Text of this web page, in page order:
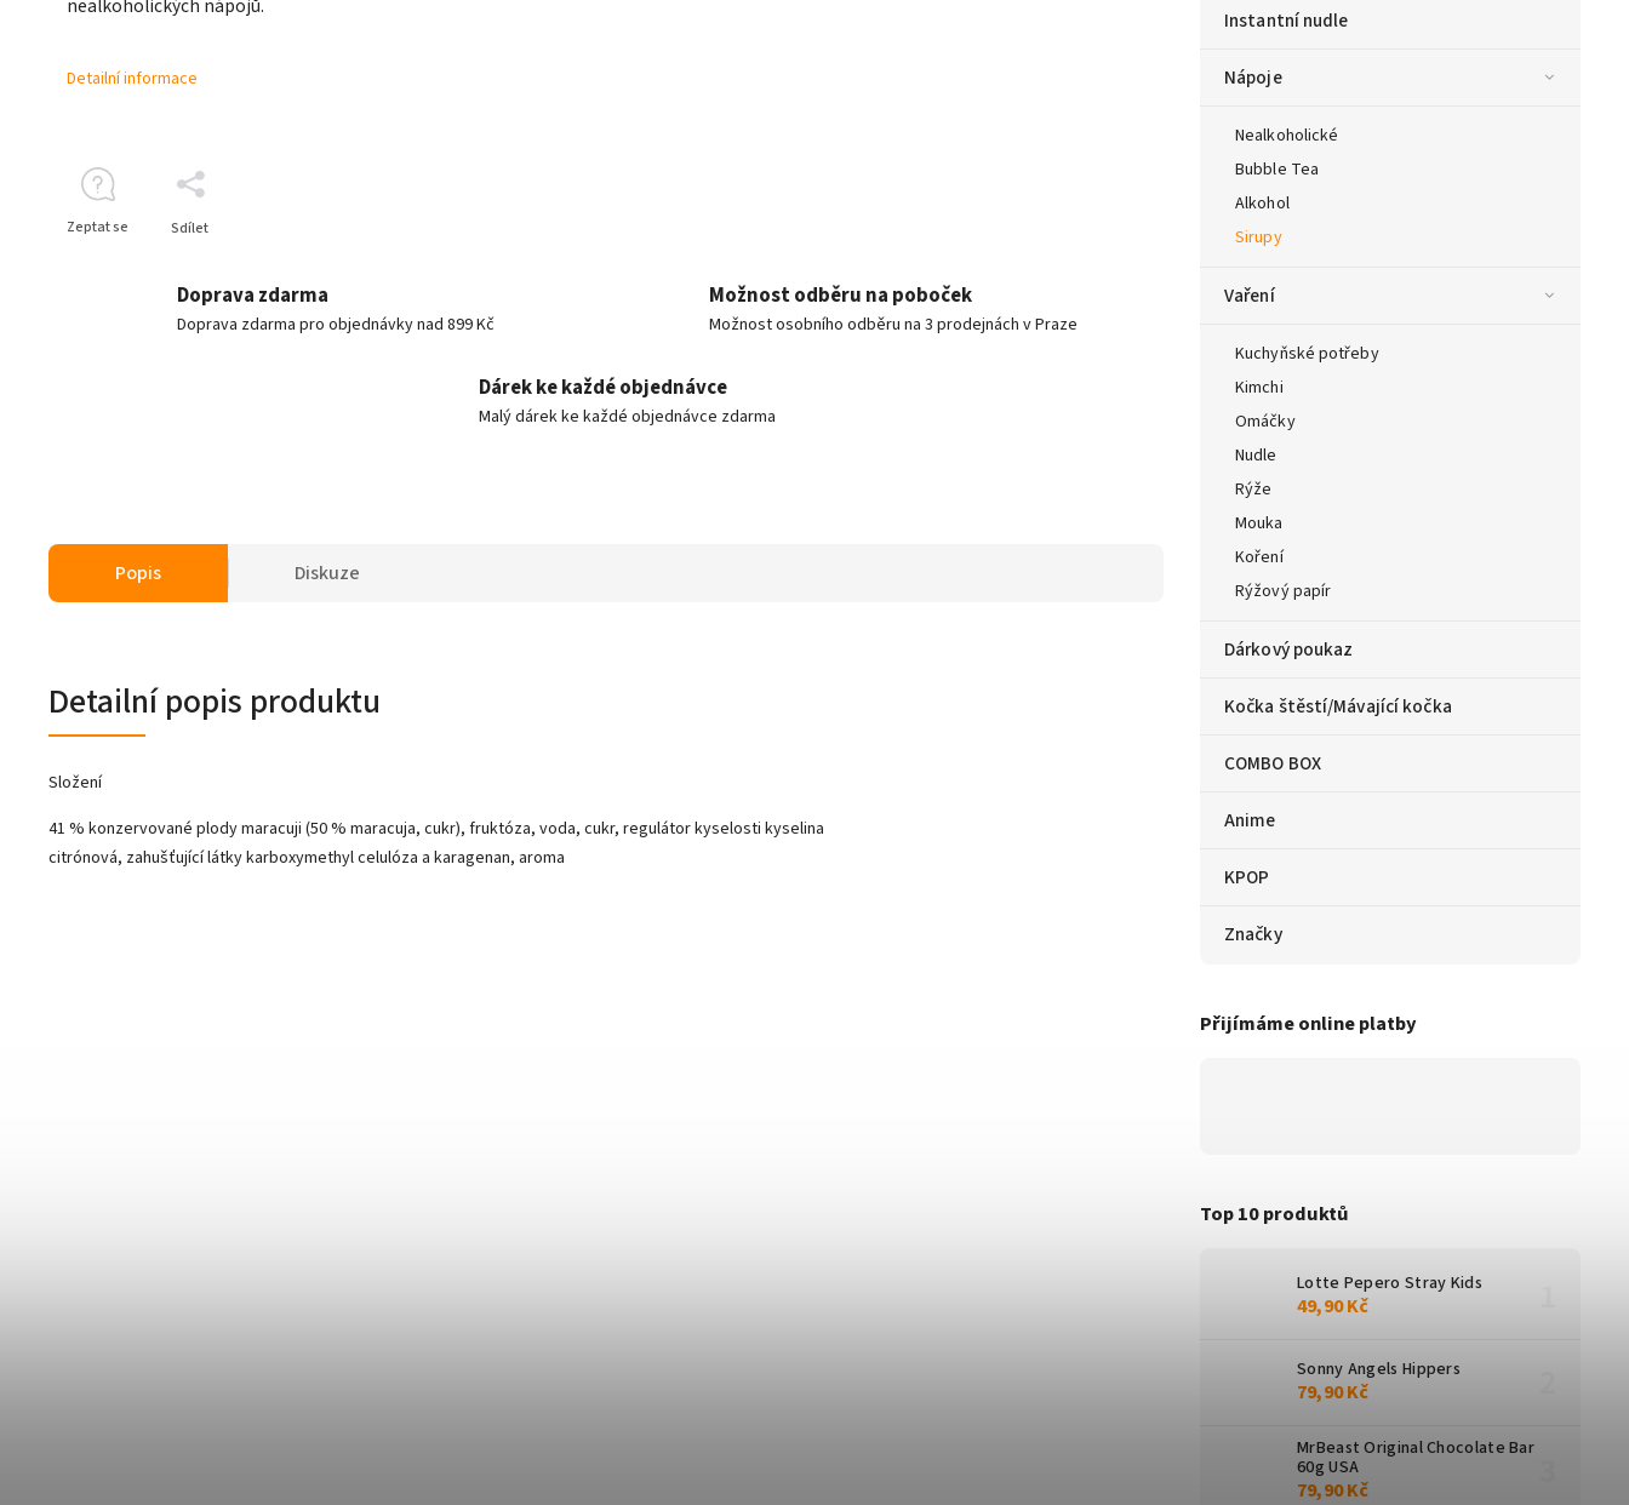
Instantní nudle
Nápoje
Nealkoholické
Bubble Tea
Alkohol
Sirupy
Vaření
Kuchyňské potřeby
Kimchi
Omáčky
Nudle
Rýže
Mouka
Koření
Rýžový papír
Dárkový poukaz
Kočka štěstí/Mávající kočka
COMBO BOX
Anime
KPOP
Značky
Přijímáme online platby
Top 10 produktů
Lotte Pepero Stray Kids
49,90 Kč
Sonny Angels Hippers
79,90 Kč
MrBeast Original Chocolate Bar
60g USA
79,90 Kč
nealkoholických nápojů.
Detailní informace
Zeptat se Sdílet
Doprava zdarma
Doprava zdarma pro objednávky nad 899 Kč
Možnost odběru na poboček
Možnost osobního odběru na 3 prodejnách v Praze
Dárek ke každé objednávce
Malý dárek ke každé objednávce zdarma
Popis Diskuze
Detailní popis produktu
Složení
41 % konzervované plody maracuji (50 % maracuja, cukr), fruktóza, voda, cukr, regulátor kyselosti kyselina
citrónová, zahušťující látky karboxymethyl celulóza a karagenan, aroma